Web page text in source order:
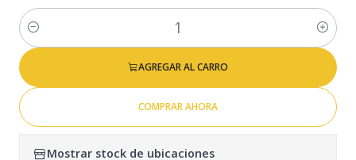
Cantidad
AGREGAR AL CARRO
COMPRAR AHORA
Mostrar stock de ubicaciones